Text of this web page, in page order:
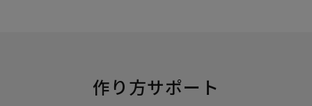
作り方サポート